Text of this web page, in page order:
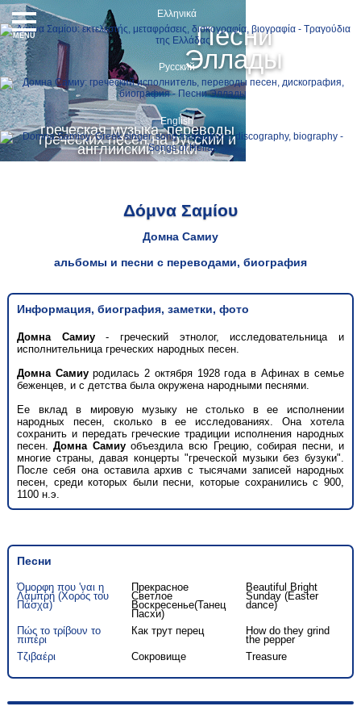
Песни
Эллады
греческая музыка, переводы
греческих песен на русский и
английский языки
Ελληνικά
Русский
English
MENU
Δόμνα Σαμίου
Домна Самиу
альбомы и песни с переводами, биография
Информация, биография, заметки, фото
Домна Самиу- греческий этнолог, исследовательница и
исполнительница греческих народных песен.
Домна Самиуродилась 2 октября 1928 года в Афинах в семье
беженцев, и с детства была окружена народными песнями.
Ее вклад в мировую музыку не столько в ее исполнении
народных песен, сколько в ее исследованиях. Она хотела
сохранить и передать греческие традиции исполнения народных
песен.Домна Самиуобъездила всю Грецию, собирая песни, и
многие страны, давая концерты "греческой музыки без бузуки".
После себя она оставила архив с тысячами записей народных
песен, среди которых были песни, которые сохранились с 900,
1100 н.э.
Песни
Όμορφη που 'ναι η
Λαμπρή (Χορός του
Πάσχα)
Прекрасное
Светлое
Воскресенье(Танец
Пасхи)
Beautiful Bright
Sunday (Easter
dance)
Πώς το τρίβουν το
πιπέρι
Как трут перец How do they grind
the pepper
Τζιβαέρι
Сокровище Treasure